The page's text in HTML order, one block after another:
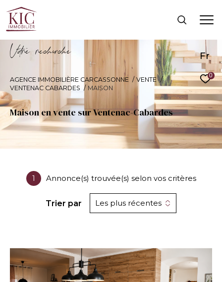
Fr
0
Vore recece
AGENCE IMMOBILIÈRE CARCASSONNE
VENTE
VENTENAC CABARDES
MAISON
Maison en vente sur Ventenac-Cabardes
1 Annonce(s) trouvée(s) selon vos critères
Trier par Les plus récentes